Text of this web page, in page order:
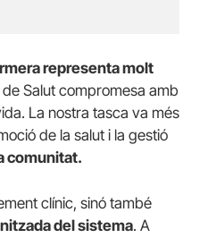
representa molt
Salut compromesa amb
La nostra tasca va més
de la salut i la gestió
comunitat.
clínic, sinó també
del sistema. A